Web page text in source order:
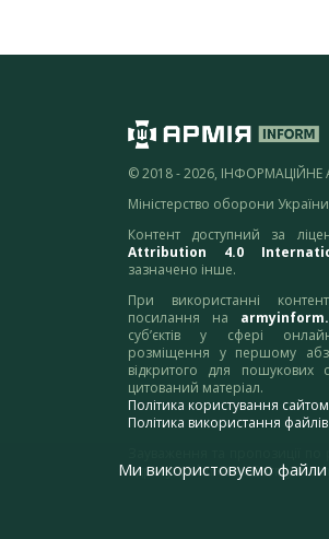
© 2018 - 2026, ІНФОРМАЦІЙНЕ
Міністерство оборони України
Контент доступний за
Attribution 4.0
зазначено інше.
При використанні
посилання на
суб’єктів у сфері
розміщення у першому
відкритого для пошукових
цитований матеріал.
Політика користування
Політика використання
адресу:
Ми використовуємо